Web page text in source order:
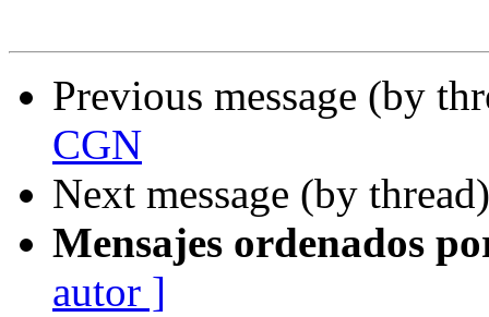
Previous message (by
CGN
Next message (by
Mensajes ordenados
autor ]